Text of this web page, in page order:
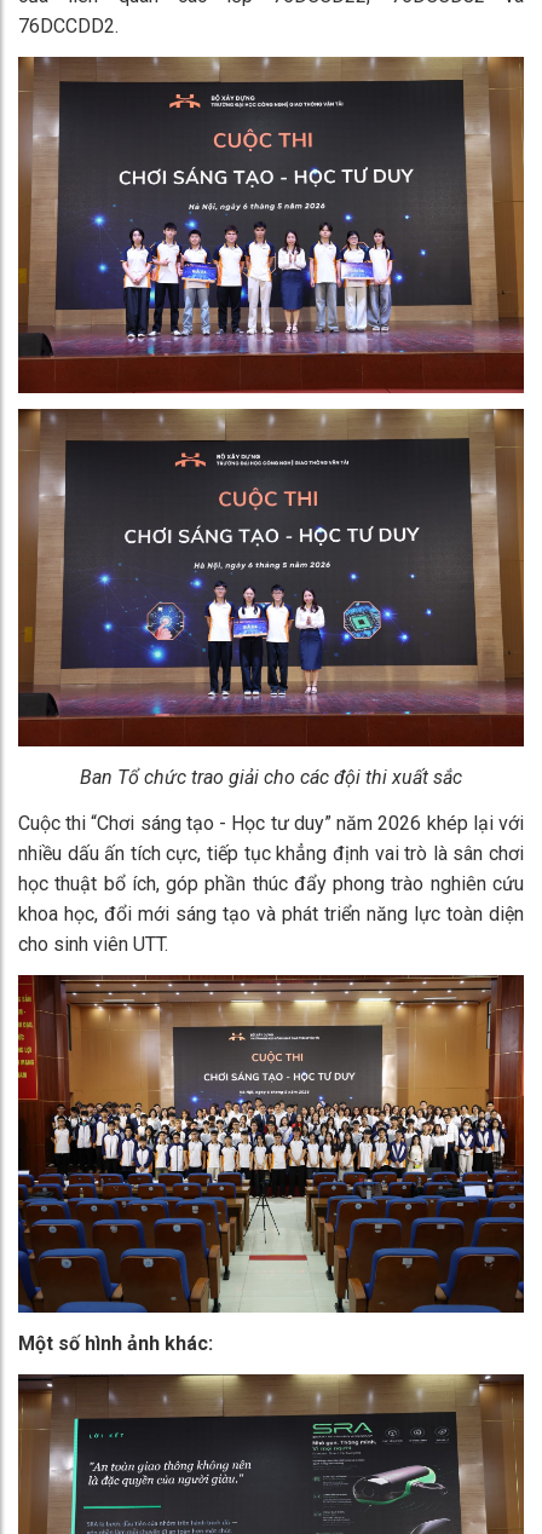
76DCCDD2.
Ban Tổ chức trao giải cho các đội thi xuất sắc
Cuộc thi “Chơi sáng tạo - Học tư duy” năm 2026 khép lại với
nhiều dấu ấn tích cực, tiếp tục khẳng định vai trò là sân chơi
học thuật bổ ích, góp phần thúc đẩy phong trào nghiên cứu
khoa học, đổi mới sáng tạo và phát triển năng lực toàn diện
cho sinh viên UTT.
Một số hình ảnh khác: